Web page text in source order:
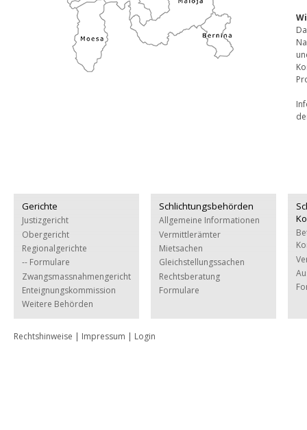
Gerichte
Justizgericht
Obergericht
Regionalgerichte
-- Formulare
Zwangsmassnahmengericht
Enteignungskommission
Weitere Behörden
Schlichtungsbehörden
Allgemeine Informationen
Vermittlerämter
Mietsachen
Gleichstellungssachen
Rechtsberatung
Formulare
Rechtshinweise | Impressum | Login